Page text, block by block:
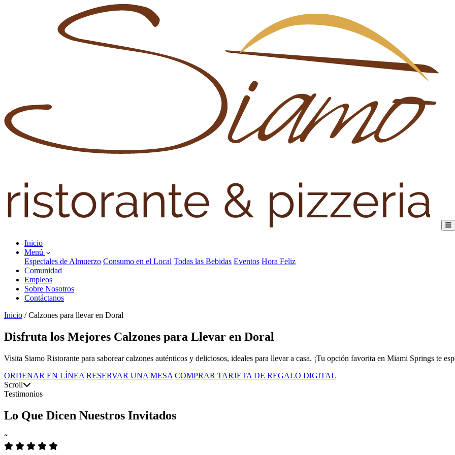
Inicio
Menú
Especiales de Almuerzo Consumo en el Local Todas las Bebidas Eventos Hora Feliz
Comunidad
Empleos
Sobre Nosotros
Contáctanos
Inicio / Calzones para llevar en Doral
Disfruta los Mejores Calzones para Llevar en Doral
Visita Siamo Ristorante para saborear calzones auténticos y deliciosos, ideales para llevar a casa. ¡Tu opción favorita en Miami Springs te
ORDENAR EN LÍNEA RESERVAR UNA MESA COMPRAR TARJETA DE REGALO DIGITAL
Scroll
Testimonios
Lo Que Dicen Nuestros Invitados
“